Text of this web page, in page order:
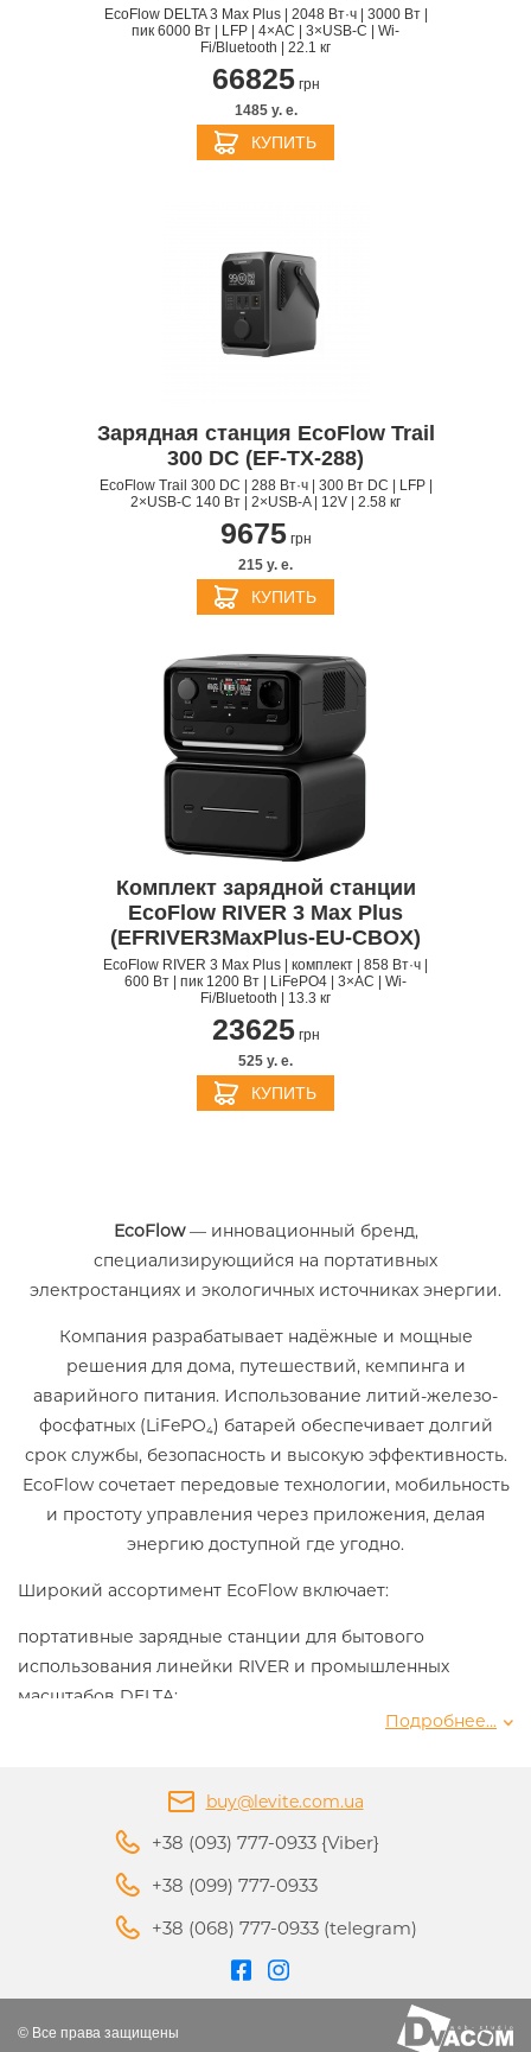
EcoFlow DELTA 3 Max Plus | 2048 Вт·ч | 3000 Вт |
пик 6000 Вт | LFP | 4×AC | 3×USB-C | Wi-
Fi/Bluetooth | 22.1 кг
66825грн
1485 y. e.
КУПИТЬ
Зарядная станция EcoFlow Trail
300 DC (EF-TX-288)
EcoFlow Trail 300 DC | 288 Вт·ч | 300 Вт DC | LFP |
2×USB-C 140 Вт | 2×USB-A | 12V | 2.58 кг
9675грн
215 y. e.
КУПИТЬ
Комплект зарядной станции
EcoFlow RIVER 3 Max Plus
(EFRIVER3MaxPlus-EU-CBOX)
EcoFlow RIVER 3 Max Plus | комплект | 858 Вт·ч |
600 Вт | пик 1200 Вт | LiFePO4 | 3×AC | Wi-
Fi/Bluetooth | 13.3 кг
23625грн
525 y. e.
КУПИТЬ
EcoFlow— инновационный бренд,
специализирующийся на портативных
электростанциях и экологичных источниках энергии.
Компания разрабатывает надёжные и мощные
решения для дома, путешествий, кемпинга и
аварийного питания. Использование литий-железо-
фосфатных (LiFePO₄) батарей обеспечивает долгий
срок службы, безопасность и высокую эффективность.
EcoFlow сочетает передовые технологии, мобильность
и простоту управления через приложения, делая
энергию доступной где угодно.
Широкий ассортимент EcoFlow включает:
портативные зарядные станции для бытового
использования линейки RIVER и промышленных
масштабов DELTA;
системы энергонезависимости
генераторы, дополнительные батареи, а
энергетической экосистемы.
Подробнее...
buy@levite.com.ua
+38 (093) 777-0933 {Viber}
+38 (099) 777-0933
+38 (068) 777-0933 (telegram)
© Все права защищены